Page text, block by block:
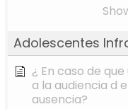
Adolescentes
¿ En caso de
a la audiencia d
ausencia?